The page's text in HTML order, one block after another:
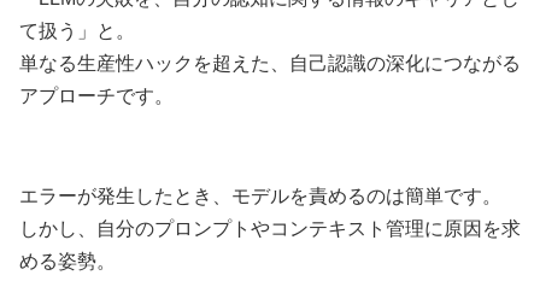
て扱う」と。
単なる生産性ハックを超えた、自己認識の深化につながる
アプローチです。
エラーが発生したとき、モデルを責めるのは簡単です。
しかし、自分のプロンプトやコンテキスト管理に原因を求
める姿勢。